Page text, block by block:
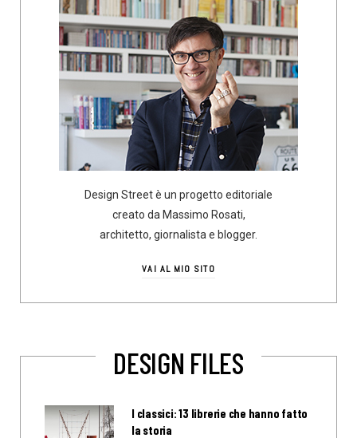
Design Street è un progetto editoriale
creato da Massimo Rosati,
architetto, giornalista e blogger.
VAI AL MIO SITO
DESIGN FILES
I classici: 13 librerie che hanno fatto
la storia